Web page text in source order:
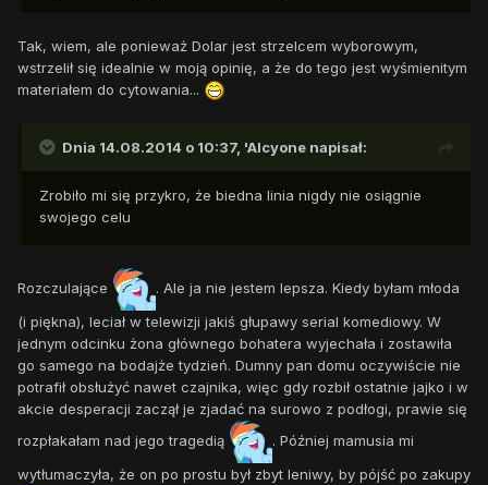
Tak, wiem, ale ponieważ Dolar jest strzelcem wyborowym,
wstrzelił się idealnie w moją opinię, a że do tego jest wyśmienitym
materiałem do cytowania...
Dnia 14.08.2014 o 10:37, 'Alcyone napisał:
Zrobiło mi się przykro, że biedna linia nigdy nie osiągnie
swojego celu
Rozczulające
. Ale ja nie jestem lepsza. Kiedy byłam młoda
(i piękna), leciał w telewizji jakiś głupawy serial komediowy. W
jednym odcinku żona głównego bohatera wyjechała i zostawiła
go samego na bodajże tydzień. Dumny pan domu oczywiście nie
potrafił obsłużyć nawet czajnika, więc gdy rozbił ostatnie jajko i w
akcie desperacji zaczął je zjadać na surowo z podłogi, prawie się
rozpłakałam nad jego tragedią
. Później mamusia mi
wytłumaczyła, że on po prostu był zbyt leniwy, by pójść po zakupy